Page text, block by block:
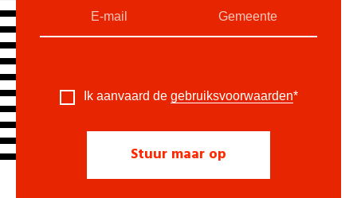
Ik aanvaard de gebruiksvoorwaarden*